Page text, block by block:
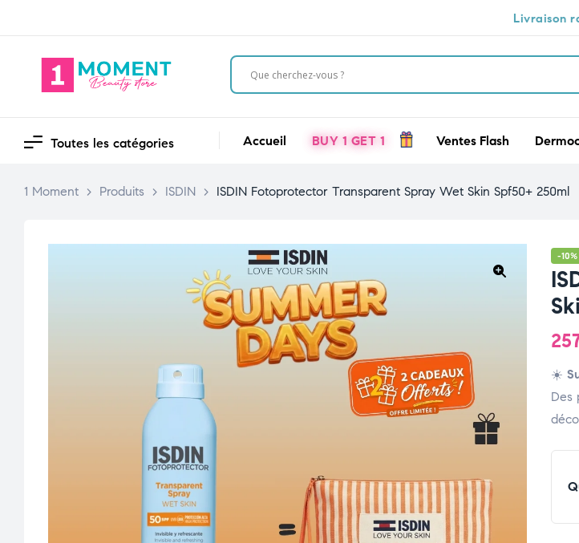
Livraison rapide et
Toutes les catégories Accueil BUY 1 GET 1 Ventes Flash
1 Moment > Produits > ISDIN > ISDIN Fotoprotector Transparent Spray Wet Skin Spf50+ 250ml
-
☀️
Des